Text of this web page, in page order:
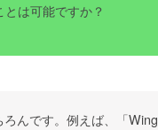
とは可能ですか？
ろんです。例えば、「